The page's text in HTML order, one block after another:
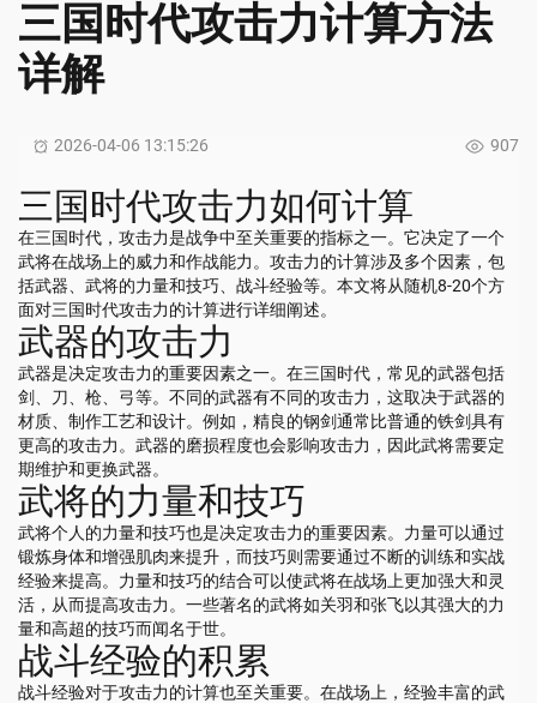
三国时代攻击力计算方法
详解
2026-04-06 13:15:26 907
三国时代攻击力如何计算
在三国时代，攻击力是战争中至关重要的指标之一。它决定了一个
武将在战场上的威力和作战能力。攻击力的计算涉及多个因素，包
括武器、武将的力量和技巧、战斗经验等。本文将从随机8-20个方
面对三国时代攻击力的计算进行详细阐述。
武器的攻击力
武器是决定攻击力的重要因素之一。在三国时代，常见的武器包括
剑、刀、枪、弓等。不同的武器有不同的攻击力，这取决于武器的
材质、制作工艺和设计。例如，精良的钢剑通常比普通的铁剑具有
更高的攻击力。武器的磨损程度也会影响攻击力，因此武将需要定
期维护和更换武器。
武将的力量和技巧
武将个人的力量和技巧也是决定攻击力的重要因素。力量可以通过
锻炼身体和增强肌肉来提升，而技巧则需要通过不断的训练和实战
经验来提高。力量和技巧的结合可以使武将在战场上更加强大和灵
活，从而提高攻击力。一些著名的武将如关羽和张飞以其强大的力
量和高超的技巧而闻名于世。
战斗经验的积累
战斗经验对于攻击力的计算也至关重要。在战场上，经验丰富的武